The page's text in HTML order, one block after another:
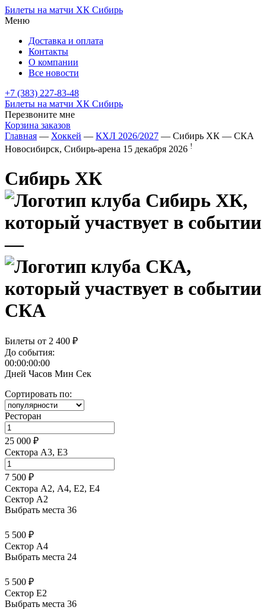
Билеты на матчи ХК Сибирь
Меню
Доставка и оплата
Контакты
О компании
Все новости
+7 (383) 227-83-48
Билеты на матчи ХК Сибирь
Перезвоните мне
Корзина заказов
Главная — Хоккей — КХЛ 2026/2027 — Сибирь ХК — СКА
Новосибирск, Сибирь-арена 15 декабря 2026 !
Сибирь ХК
—
СКА
Билеты от 2 400 ₽
До события:
00:00:00:00
Дней Часов Мин Сек
Сортировать по:
Ресторан
25 000 ₽
Сектора A3, E3
7 500 ₽
Сектора А2, А4, Е2, Е4
Сектор A2
Выбрать места 36
5 500 ₽
Сектор A4
Выбрать места 24
5 500 ₽
Сектор E2
Выбрать места 36